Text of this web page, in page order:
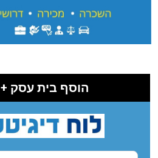
הוסף בית עסק +